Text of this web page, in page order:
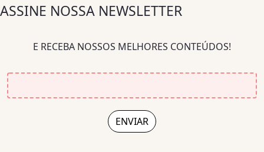
ASSINE NOSSA NEWSLETTER
E RECEBA NOSSOS MELHORES CONTEÚDOS!